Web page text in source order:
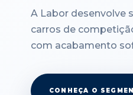
A Labor desenvolve
carros de
com acabamento
CONHEÇA O